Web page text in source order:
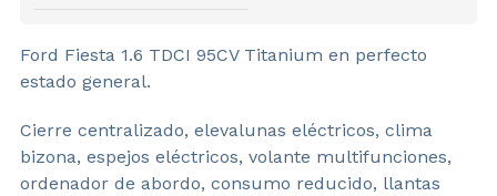
Ford Fiesta 1.6 TDCI 95CV Titanium en perfecto
estado general.
Cierre centralizado, elevalunas eléctricos, clima
bizona, espejos eléctricos, volante multifunciones,
ordenador de abordo, consumo reducido, llantas